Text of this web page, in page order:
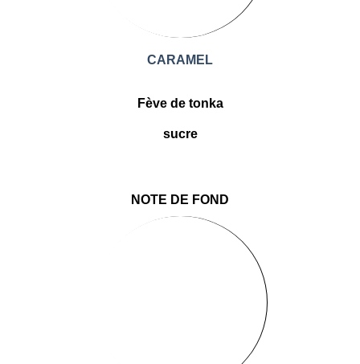
CARAMEL
Fève de tonka
sucre
NOTE DE FOND